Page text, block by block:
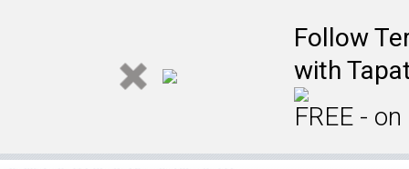
Follow
with
FREE -